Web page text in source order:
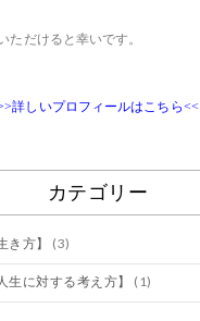
ただけると幸いです。
詳しいプロフィールはこちら<<
カテゴリー
き方】 (3)
生に対する考え方】 (1)